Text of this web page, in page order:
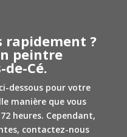
rapidement ?
peintre
Cé.
dessous pour votre
manière que vous
heures. Cependant,
contactez-nous